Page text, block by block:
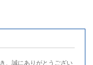
、誠にありがとうござい